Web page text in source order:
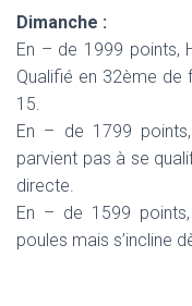
Dimanche :
En – de 1999 points,
Qualifié en 32ème de
15.
En – de 1799
parvient pas à se
directe.
En – de 1599
poules mais s’incline